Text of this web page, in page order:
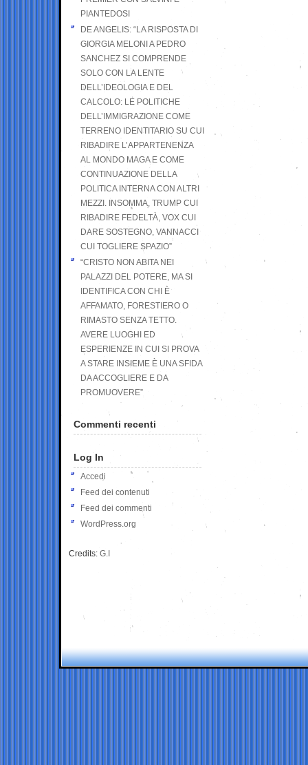
PIANTEDOSI
DE ANGELIS: “LA RISPOSTA DI
GIORGIA MELONI A PEDRO
SANCHEZ SI COMPRENDE
SOLO CON LA LENTE
DELL’IDEOLOGIA E DEL
CALCOLO: LE POLITICHE
DELL’IMMIGRAZIONE COME
TERRENO IDENTITARIO SU CUI
RIBADIRE L’APPARTENENZA
AL MONDO MAGA E COME
CONTINUAZIONE DELLA
POLITICA INTERNA CON ALTRI
MEZZI. INSOMMA, TRUMP CUI
RIBADIRE FEDELTÀ, VOX CUI
DARE SOSTEGNO, VANNACCI
CUI TOGLIERE SPAZIO”
“CRISTO NON ABITA NEI
PALAZZI DEL POTERE, MA SI
IDENTIFICA CON CHI È
AFFAMATO, FORESTIERO O
RIMASTO SENZA TETTO.
AVERE LUOGHI ED
ESPERIENZE IN CUI SI PROVA
A STARE INSIEME È UNA SFIDA
DA ACCOGLIERE E DA
PROMUOVERE”
Commenti recenti
Log In
Accedi
Feed dei contenuti
Feed dei commenti
WordPress.org
Credits: G.I